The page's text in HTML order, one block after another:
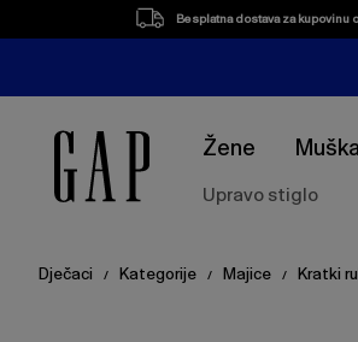
Besplatna dostava za kupovinu
Žene
Upravo stiglo
Dječaci / Kategorije / Majice / Kratki